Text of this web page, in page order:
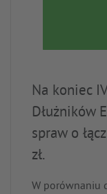
Na koniec
Dłużników
spraw o
zł.
W porównaniu